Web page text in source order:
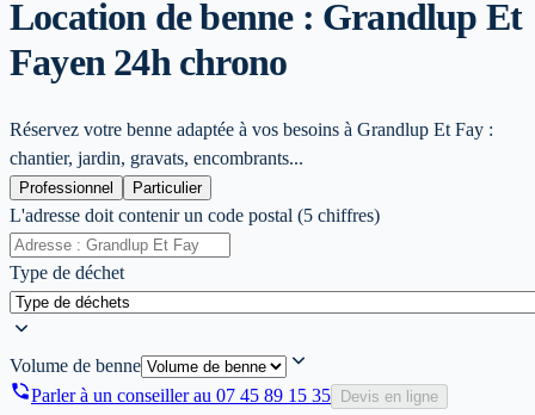
Location de benne : Grandlup Et
Fayen 24h chrono
Réservez votre benne adaptée à vos besoins à Grandlup Et Fay :
chantier, jardin, gravats, encombrants...
Professionnel Particulier
L'adresse doit contenir un code postal (5 chiffres)
Type de déchet
Volume de benne
Parler à un conseiller au 07 45 89 15 35 Devis en ligne